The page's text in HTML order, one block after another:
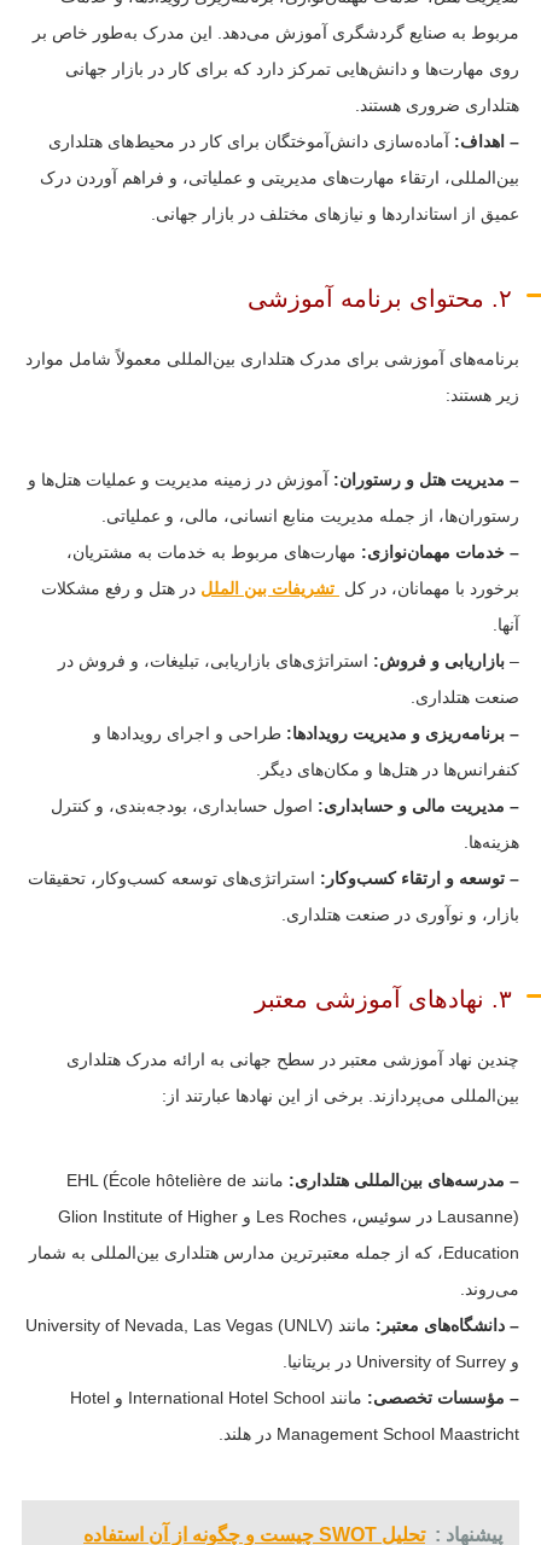
مربوط به صنایع گردشگری آموزش می‌دهد. این مدرک به‌طور خاص بر
روی مهارت‌ها و دانش‌هایی تمرکز دارد که برای کار در بازار جهانی
هتلداری ضروری هستند.
– اهداف: آماده‌سازی دانش‌آموختگان برای کار در محیط‌های هتلداری
بین‌المللی، ارتقاء مهارت‌های مدیریتی و عملیاتی، و فراهم آوردن درک
عمیق از استانداردها و نیازهای مختلف در بازار جهانی.
برنامه‌های آموزشی برای مدرک هتلداری بین‌المللی معمولاً شامل موارد
زیر هستند:
– مدیریت هتل و رستوران: آموزش در زمینه مدیریت و عملیات هتل‌ها و
رستوران‌ها، از جمله مدیریت منابع انسانی، مالی، و عملیاتی.
– خدمات مهمان‌نوازی: مهارت‌های مربوط به خدمات به مشتریان،
برخورد با مهمانان، در کل تشریفات بین الملل در هتل و رفع مشکلات
آنها.
– بازاریابی و فروش: استراتژی‌های بازاریابی، تبلیغات، و فروش در
صنعت هتلداری.
– برنامه‌ریزی و مدیریت رویدادها: طراحی و اجرای رویدادها و
کنفرانس‌ها در هتل‌ها و مکان‌های دیگر.
– مدیریت مالی و حسابداری: اصول حسابداری، بودجه‌بندی، و کنترل
هزینه‌ها.
– توسعه و ارتقاء کسب‌وکار: استراتژی‌های توسعه کسب‌وکار، تحقیقات
بازار، و نوآوری در صنعت هتلداری.
چندین نهاد آموزشی معتبر در سطح جهانی به ارائه مدرک هتلداری
بین‌المللی می‌پردازند. برخی از این نهادها عبارتند از:
– مدرسه‌های بین‌المللی هتلداری:
مانند EHL (École hôtelière de
Lausanne) در سوئیس، Les Roches و Glion Institute of Higher
Education، که از جمله معتبرترین مدارس هتلداری بین‌المللی به شمار
می‌روند.
– دانشگاه‌های معتبر:
مانند University of Nevada, Las Vegas (UNLV)
و University of Surrey در بریتانیا.
– مؤسسات تخصصی:
مانند International Hotel School و Hotel
Management School Maastricht در هلند.
پیشنهاد :
تحلیل SWOT چیست و چگونه از آن استفاده